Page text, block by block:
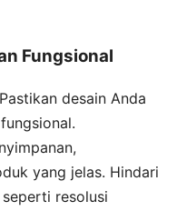
Fungsional
desain Anda
yang jelas. Hindari
resolusi